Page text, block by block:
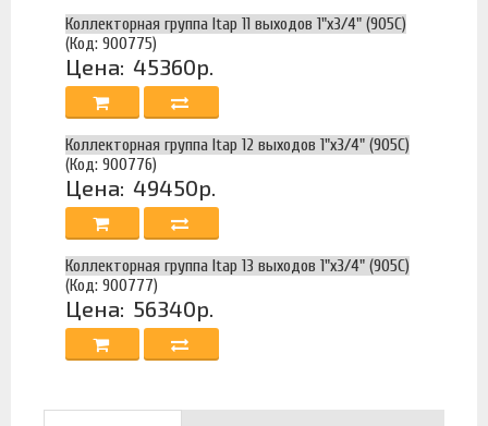
Коллекторная группа Itap 11 выходов 1"х3/4" (905C)
(Код: 900775)
Цена: 45360р.
Коллекторная группа Itap 12 выходов 1"х3/4" (905C)
(Код: 900776)
Цена: 49450р.
Коллекторная группа Itap 13 выходов 1"х3/4" (905C)
(Код: 900777)
Цена: 56340р.